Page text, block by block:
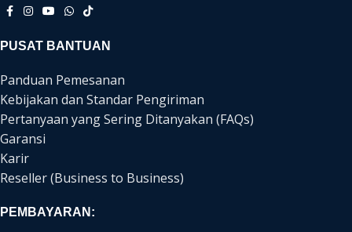
PUSAT BANTUAN
Panduan Pemesanan
Kebijakan dan Standar Pengiriman
Pertanyaan yang Sering Ditanyakan (FAQs)
Garansi
Karir
Reseller (Business to Business)
PEMBAYARAN: